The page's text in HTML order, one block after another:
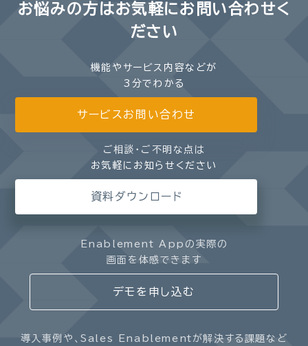
お悩みの方はお気軽にお問い合わせく
ださい
機能やサービス内容などが
3分でわかる
サービスお問い合わせ
ご相談・ご不明な点は
お気軽にお知らせください
資料ダウンロード
Enablement Appの実際の
画面を体感できます
デモを申し込む
導入事例や、Sales Enablementが解決する課題など